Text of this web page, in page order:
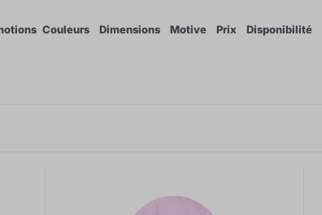
Couleurs Dimensions Motive Prix Disponibilité